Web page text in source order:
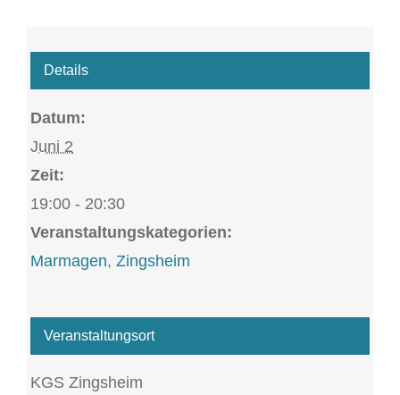
Details
Datum:
Juni 2
Zeit:
19:00 - 20:30
Veranstaltungskategorien:
Marmagen,Zingsheim
Veranstaltungsort
KGS Zingsheim